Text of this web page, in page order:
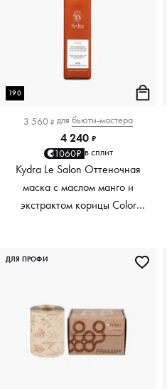
190
3 560 ₽ для бьюти-мастера
4 240 ₽
1060₽ в сплит
Kydra Le Salon Оттеночная
маска с маслом манго и
экстрактом корицы Color
ДЛЯ ПРОФИ